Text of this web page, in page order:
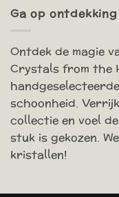
Ga op ontdekking
Ontdek de magie
Crystals from the
schoonheid.
collectie en voel
stuk is gekozen.
kristallen!